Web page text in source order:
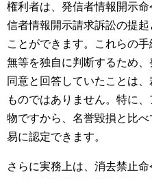
権利者は、発信者情報開示
信者情報開示請求訴訟の提
ことができます。これらの
無等を独自に判断するため
同意と回答していたことは
ものではありません。特に
物ですから、名誉毀損と比
易に認定できます。
さらに実務上は、消去禁止